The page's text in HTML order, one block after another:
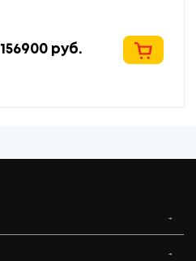
сточных вод.
156900 руб.